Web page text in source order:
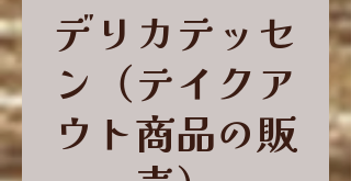
デリカテッセ
ン（テイクア
ウト商品の販